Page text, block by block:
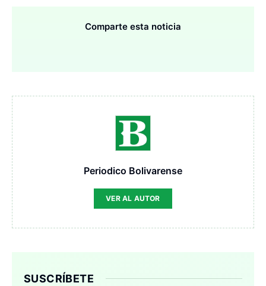
Comparte esta noticia
Periodico Bolivarense
VER AL AUTOR
SUSCRÍBETE